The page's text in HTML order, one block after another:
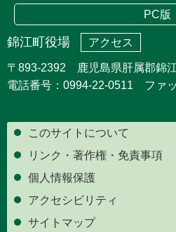
PC版
錦江町役場 アクセス
〒893-2392 鹿児島県肝属郡錦
電話番号：0994-22-0511 ファ
このサイトについて
リンク・著作権・免責事項
個人情報保護
アクセシビリティ
サイトマップ